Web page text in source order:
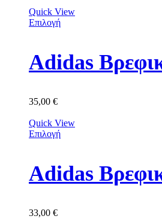
Quick View
Επιλογή
Adidas
35,00 €
Quick View
Επιλογή
Adidas
33,00 €